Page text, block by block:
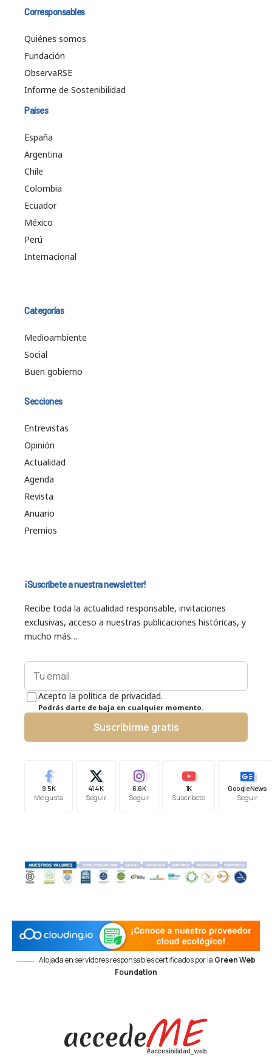
Corresponsables
Quiénes somos
Fundación
ObservaRSE
Informe de Sostenibilidad
Países
España
Argentina
Chile
Colombia
Ecuador
México
Perú
Internacional
Categorías
Medioambiente
Social
Buen gobierno
Secciones
Entrevistas
Opinión
Actualidad
Agenda
Revista
Anuario
Premios
¡Suscríbete a nuestra newsletter!
Recibe toda la actualidad responsable, invitaciones
exclusivas, acceso a nuestras publicaciones históricas, y
mucho más…
Acepto la política de privacidad.
Podrás darte de baja en cualquier momento.
Suscribirme gratis
9.5K
Me gusta
41.4K
Seguir
6.6K
Seguir
1K
Suscríbete
Google News
Seguir
Alojada en servidores responsables certificados por la Green Web
Foundation